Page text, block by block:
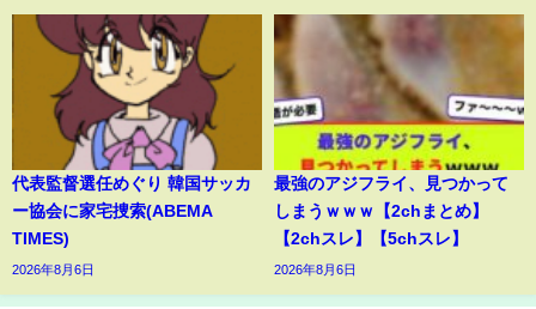
代表監督選任めぐり 韓国サッカ
ー協会に家宅捜索(ABEMA
TIMES)
2026年8月6日
最強のアジフライ、見つかって
しまうｗｗｗ【2chまとめ】
【2chスレ】【5chスレ】
2026年8月6日